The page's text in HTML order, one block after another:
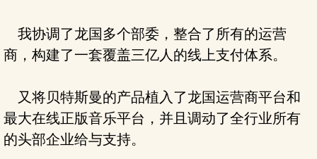
我协调了龙国多个部委，整合了所有的运营
商，构建了一套覆盖三亿人的线上支付体系。
又将贝特斯曼的产品植入了龙国运营商平台和
最大在线正版音乐平台，并且调动了全行业所有
的头部企业给与支持。